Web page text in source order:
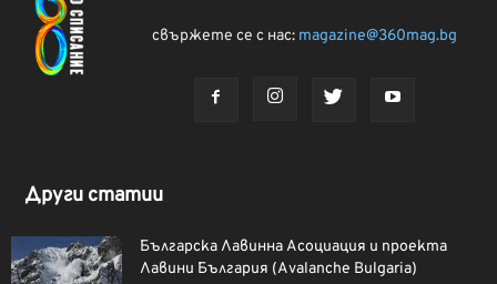
свържете се с нас: magazine@360mag.bg
Други статии
Българска Лавинна Асоциация и проекта
Лавини България (Avalanche Bulgaria)